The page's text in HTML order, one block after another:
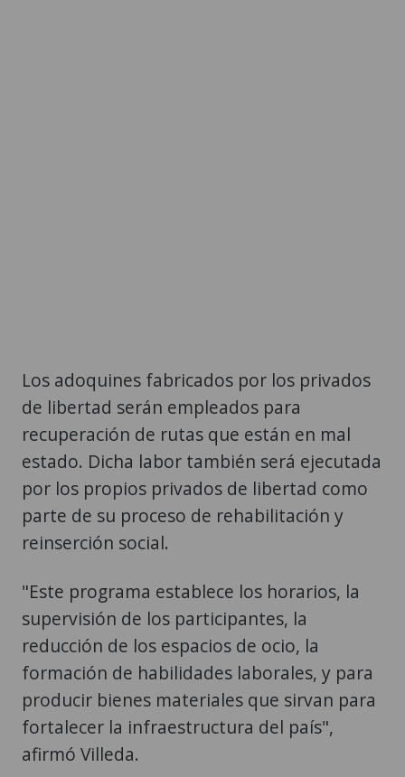
Los adoquines fabricados por los privados
de libertad serán empleados para
recuperación de rutas que están en mal
estado. Dicha labor también será ejecutada
por los propios privados de libertad como
parte de su proceso de rehabilitación y
reinserción social.
"Este programa establece los horarios, la
supervisión de los participantes, la
reducción de los espacios de ocio, la
formación de habilidades laborales, y para
producir bienes materiales que sirvan para
fortalecer la infraestructura del país",
afirmó Villeda.